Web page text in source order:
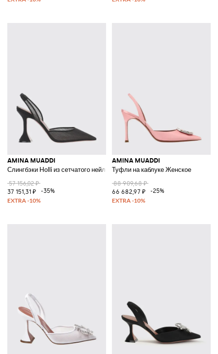
AMINA MUADDI
Слингбэки Holli из сетчатого нейлона
57 156,02 ₽
37 151,31 ₽
-35%
AMINA MUADDI
Туфли на каблуке Женское
88 909,68 ₽
66 682,97 ₽
-25%